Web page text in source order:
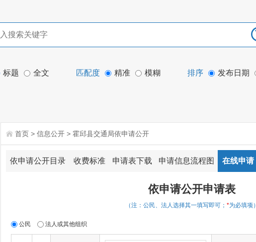
标题 全文 匹配度 精准 模糊 排序 发布日期
首页 > 信息公开 > 霍邱县交通局依申请公开
依申请公开目录 收费标准 申请表下载 申请信息流程图 在线申请
依申请公开申请表
（注：公民、法人选择其一填写即可； *为必填项）
公民 法人或其他组织